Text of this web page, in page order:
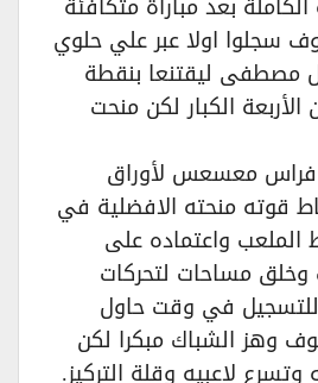
سجلوا اولا عبر علي حلوي
مصطفى ليقتنعا بنقطة
الكبار لكن منحت
فراس معسعس لأوراق
قوته منحته الافضلية في
واعتماده على
وخلق مساحات لتحركات
في وقت حاول
وهز الشباك مبكرا لكن
لاعبيه وقلة التركيز.